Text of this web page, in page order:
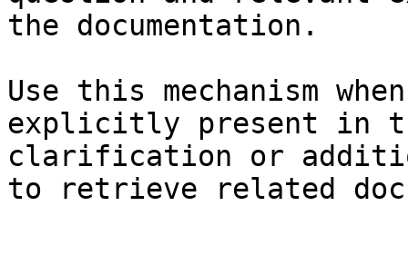
the documentation.
Use this mechanism
explicitly present in
clarification or